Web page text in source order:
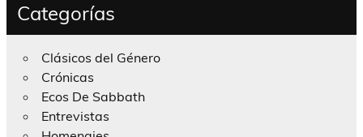
Categorías
Clásicos del Género
Crónicas
Ecos De Sabbath
Entrevistas